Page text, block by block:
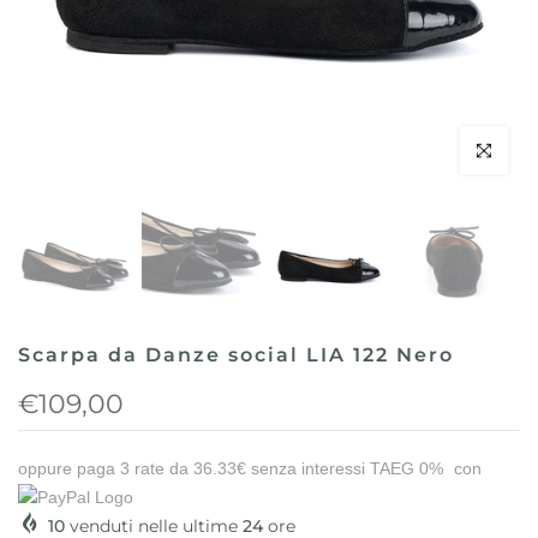
Clicca
Scarpa da Danze social LIA 122 Nero
€109,00
oppure paga 3 rate da 36.33€ senza interessi TAEG 0% con
10 venduti nelle ultime 24 ore